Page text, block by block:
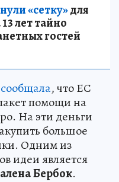
«сетку»для
лет тайно
гостей
сообщала, что ЕС
помощи на
На эти деньги
большое
Одним из
идеи является
Бербок.